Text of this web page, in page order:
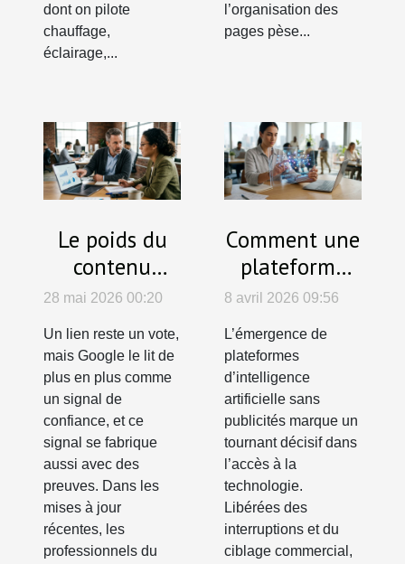
dont on pilote
chauffage,
éclairage,...
l’organisation des
pages pèse...
Le poids du
contenu
d’expert dans
une stratégie
de netlinking
performante
28 mai 2026 00:20
Un lien reste un vote,
mais Google le lit de
plus en plus comme
un signal de
confiance, et ce
signal se fabrique
aussi avec des
preuves. Dans les
mises à jour
récentes, les
professionnels du
Comment une
plateforme
d'IA sans
publicités
révolutionne-
t-elle l'accès à
la technologie
?
8 avril 2026 09:56
L’émergence de
plateformes
d’intelligence
artificielle sans
publicités marque un
tournant décisif dans
l’accès à la
technologie.
Libérées des
interruptions et du
ciblage commercial,